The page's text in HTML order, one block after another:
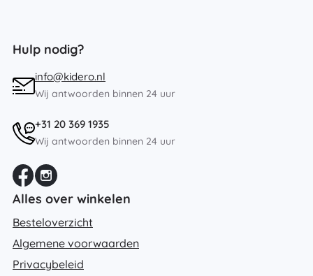
Hulp nodig?
info@kidero.nl
Wij antwoorden binnen 24 uur
+31 20 369 1935
Wij antwoorden binnen 24 uur
Alles over winkelen
Besteloverzicht
Algemene voorwaarden
Privacybeleid